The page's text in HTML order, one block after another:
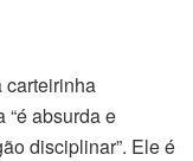
carteirinha
“é absurda e
disciplinar”. Ele é